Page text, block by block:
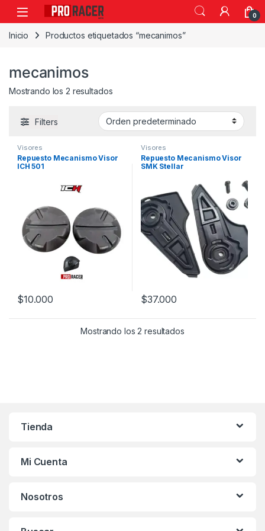
0
Inicio Productos etiquetados “mecanimos”
mecanimos
Mostrando los 2 resultados
Filters
Visores
Repuesto Mecanismo Visor
ICH 501
$10.000
Visores
Repuesto Mecanismo Visor
SMK Stellar
$37.000
Mostrando los 2 resultados
Tienda
Mi Cuenta
Nosotros